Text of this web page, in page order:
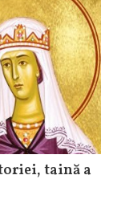
taină a